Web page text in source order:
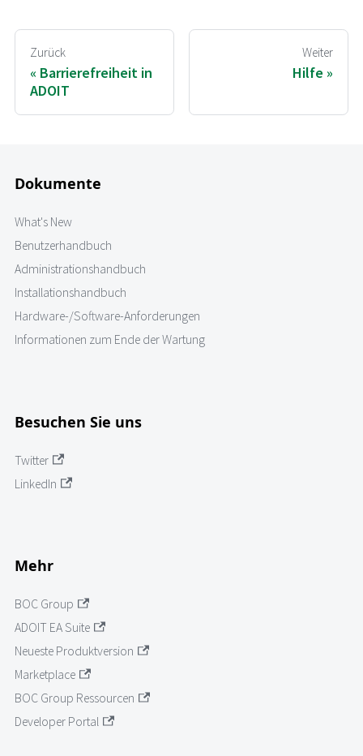
Zurück
Barrierefreiheit in
ADOIT
Weiter
Hilfe
Dokumente
What's New
Benutzerhandbuch
Administrationshandbuch
Installationshandbuch
Hardware-/Software-Anforderungen
Informationen zum Ende der Wartung
Besuchen Sie uns
Twitter
LinkedIn
Mehr
BOC Group
ADOIT EA Suite
Neueste Produktversion
Marketplace
BOC Group Ressourcen
Developer Portal